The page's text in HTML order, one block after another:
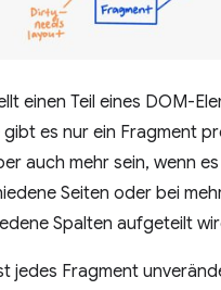
einen Teil eines DOM-
es nur ein Fragment
auch mehr sein, wenn
Seiten oder bei
Spalten aufgeteilt
jedes Fragment